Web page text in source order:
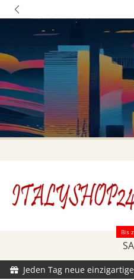
Bis
Jeden Tag neue